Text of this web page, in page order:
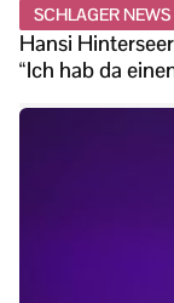
SCHLAGER NEWS
Hansi
“Ich hab da